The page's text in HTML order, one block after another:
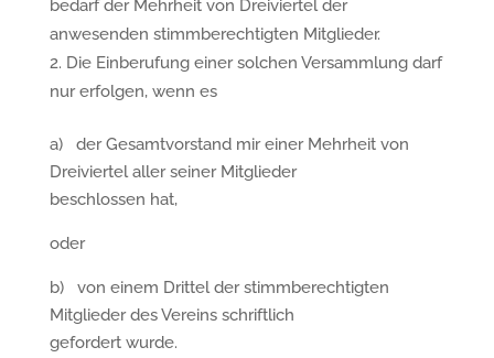
bedarf der Mehrheit von Dreiviertel der
anwesenden stimmberechtigten Mitglieder.
Die Einberufung einer solchen Versammlung darf
nur erfolgen, wenn es
a) der Gesamtvorstand mir einer Mehrheit von
Dreiviertel aller seiner Mitglieder
beschlossen hat,
oder
b) von einem Drittel der stimmberechtigten
Mitglieder des Vereins schriftlich
gefordert wurde.